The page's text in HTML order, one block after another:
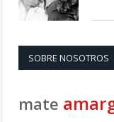
SOBRE NOSOTROS
mate